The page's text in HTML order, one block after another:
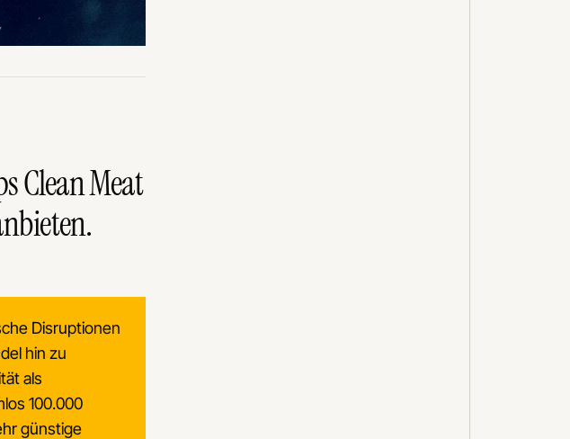
Clean Meat
Disruptionen
hin zu
als
100.000
günstige